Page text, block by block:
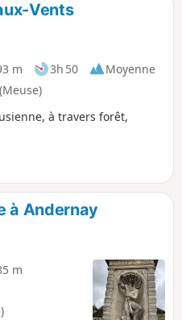
Vents
m 3h 50
Moyenne
à travers forêt,
à Andernay
m